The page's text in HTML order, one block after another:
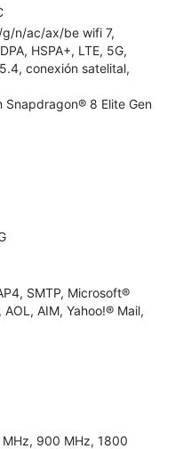
g/n/ac/ax/be wifi 7,
HSPA+, LTE, 5G,
conexión satelital,
Snapdragon® 8 Elite Gen
SMTP, Microsoft®
AOL, AIM, Yahoo!® Mail,
MHz, 900 MHz, 1800